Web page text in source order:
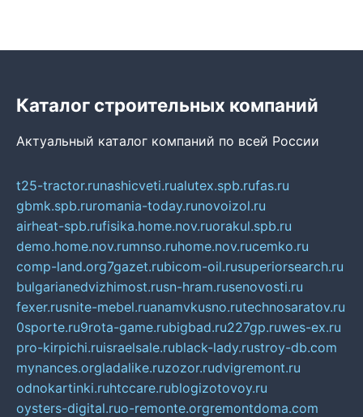
Каталог строительных компаний
Актуальный каталог компаний по всей России
t25-tractor.runashicveti.rualutex.spb.rufas.ru
gbmk.spb.ruromania-today.runovoizol.ru
airheat-spb.rufisika.home.nov.ruorakul.spb.ru
demo.home.nov.rumnso.ruhome.nov.rucemko.ru
comp-land.org7gazet.rubicom-oil.rusuperiorsearch.ru
bulgarianedvizhimost.rusn-hram.rusenovosti.ru
fexer.rusnite-mebel.ruanamvkusno.rutechnosaratov.ru
0sporte.ru9rota-game.rubigbad.ru227gp.ruwes-ex.ru
pro-kirpichi.ruisraelsale.rublack-lady.rustroy-db.com
mynances.orgladalike.ruzozor.rudvigremont.ru
odnokartinki.ruhtccare.rublogizotovoy.ru
oysters-digital.ruo-remonte.orgremontdoma.com